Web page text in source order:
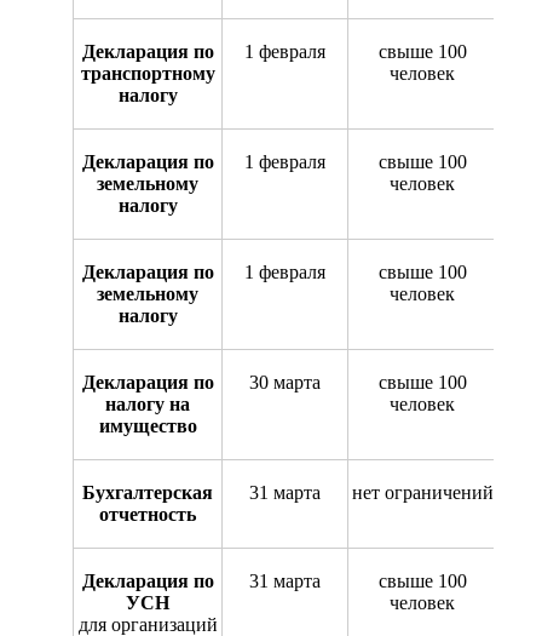
Декларация по
транспортному
налогу
1 февраля
свыше 100
человек
Декларация по
земельному
налогу
1 февраля
свыше 100
человек
Декларация по
земельному
налогу
1 февраля
свыше 100
человек
Декларация по
налогу на
имущество
30 марта
свыше 100
человек
Бухгалтерская
отчетность
31 марта нет ограничений
Декларация по
УСН
для организаций
31 марта
свыше 100
человек